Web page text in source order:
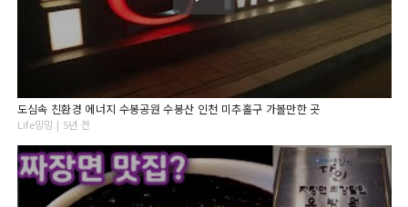
도심속 친환경 에너지 수봉공원 수봉산 인천 미추홀구 가볼만한 곳
Life밍밍 | 5년 전